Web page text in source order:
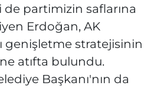
partimizin saflarına
Erdoğan, AK
genişletme stratejisinin
atıfta bulundu.
Başkanı'nın da